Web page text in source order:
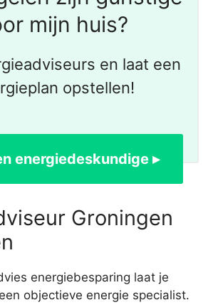
mijn huis?
en laat een
opstellen!
energiedeskundige ▸
Groningen
energiebesparing laat je
objectieve energie specialist.